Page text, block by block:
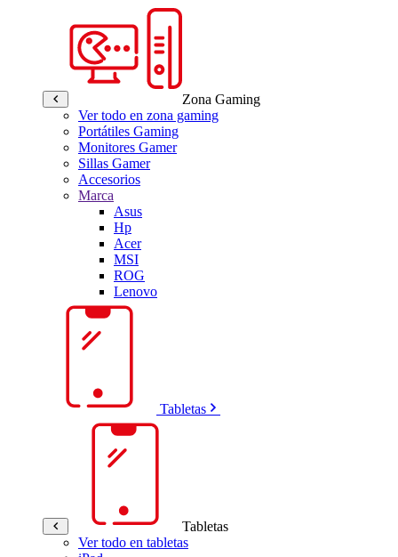
Zona Gaming
Ver todo en zona gaming
Portátiles Gaming
Monitores Gamer
Sillas Gamer
Accesorios
Marca
Asus
Hp
Acer
MSI
ROG
Lenovo
Tabletas
Tabletas
Ver todo en tabletas